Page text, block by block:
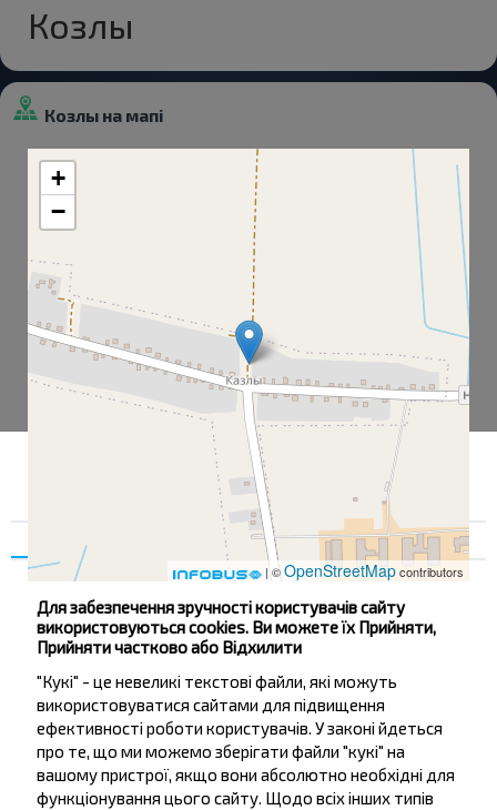
Козлы
Козлы на мапі
+
−
| ©OpenStreetMapcontributors
Козлы
Деталі Про нас
Для забезпечення зручності користувачів сайту
використовуються cookies. Ви можете їх Прийняти,
Прийняти частково або Відхилити
"Кукі" - це невеликі текстові файли, які можуть
використовуватися сайтами для підвищення
ефективності роботи користувачів. У законі йдеться
про те, що ми можемо зберігати файли "кукі" на
вашому пристрої, якщо вони абсолютно необхідні для
функціонування цього сайту. Щодо всіх інших типів